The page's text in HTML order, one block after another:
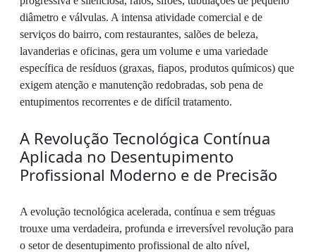
diâmetro e válvulas. A intensa atividade comercial e de
serviços do bairro, com restaurantes, salões de beleza,
lavanderias e oficinas, gera um volume e uma variedade
específica de resíduos (graxas, fiapos, produtos químicos) que
exigem atenção e manutenção redobradas, sob pena de
entupimentos recorrentes e de difícil tratamento.
A Revolução Tecnológica Contínua
Aplicada no Desentupimento
Profissional Moderno e de Precisão
A evolução tecnológica acelerada, contínua e sem tréguas
trouxe uma verdadeira, profunda e irreversível revolução para
o setor de desentupimento profissional de alto nível,